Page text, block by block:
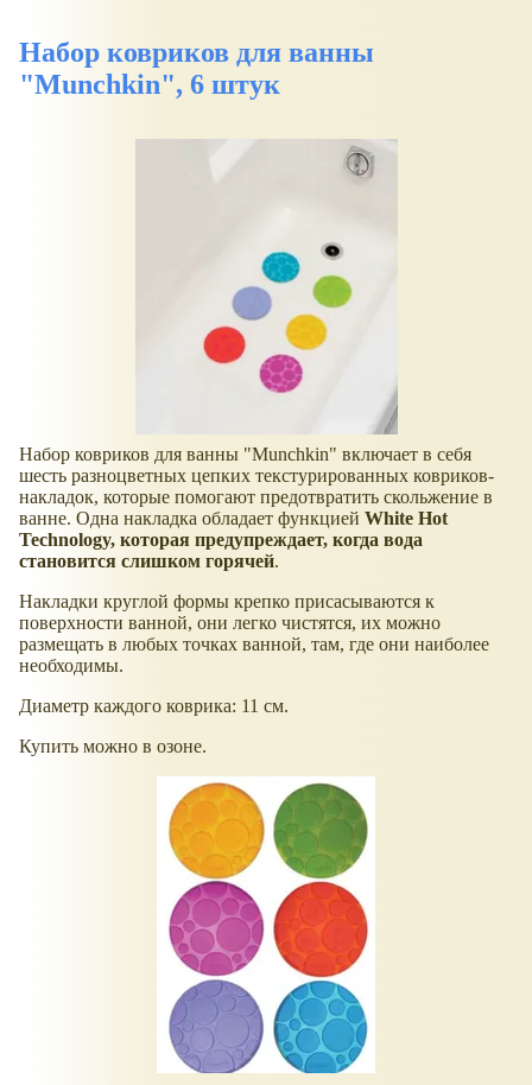
Набор ковриков для ванны
"Munchkin", 6 штук
Набор ковриков для ванны "Munchkin" включает в себя
шесть разноцветных цепких текстурированных ковриков-
накладок, которые помогают предотвратить скольжение в
ванне. Одна накладка обладает функцией White Hot
Technology, которая предупреждает, когда вода
становится слишком горячей.
Накладки круглой формы крепко присасываются к
поверхности ванной, они легко чистятся, их можно
размещать в любых точках ванной, там, где они наиболее
необходимы.
Диаметр каждого коврика: 11 см.
Купить можно в озоне.